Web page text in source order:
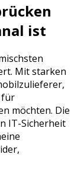
ist
Mit starken
für
möchten. Die
IT-Sicherheit
eine